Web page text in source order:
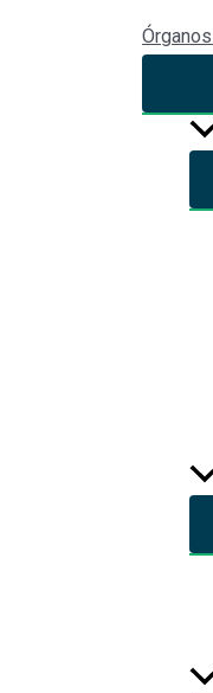
Política
Participación en la
Organizador: